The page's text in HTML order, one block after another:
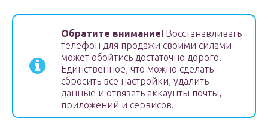
Обратите внимание! Восстанавливать
телефон для продажи своими силами
может обойтись достаточно дорого.
Единственное, что можно сделать —
сбросить все настройки, удалить
данные и отвязать аккаунты почты,
приложений и сервисов.